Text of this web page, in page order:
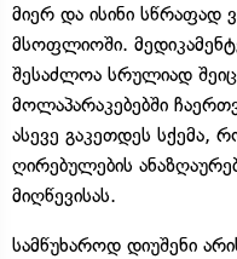
მიერ და ისინი სწრაფად
მსოფლიოში.
შესაძლოა სრულიად
მოლაპარაკებებში
ასევე გაკეთდეს სქემა,
ღირებულების
მიღწევისას.
სამწუხაროდ დიუშენი